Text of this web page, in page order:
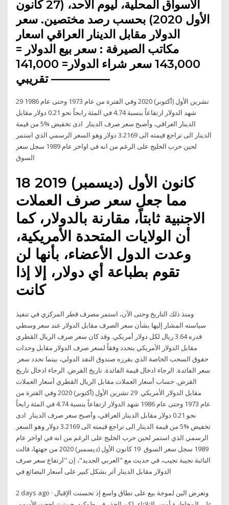
الأسواق المحلية، ليوم الأحد، (27 كانون
الأول 2020) بحسب رصد مختصين. سعر
الدولار مقابل الدينار العراقي اسعار
مكاتب الصيرفة : سعر بيع الدولار =
143,000 سعر شراء الدولار= 141,000
تقريبي —————
29 تشرين الأول (أكتوبر) 2020 وفي الفترة من عام 1973 وحتى عام 1986
شهد الدولار ارتفاعاً بنسبة 4.74 في المئة رابحاً نحو 0.21 دولار مقابل
الدينار العراقي، وأصبح سعر صرف الدينار ادى تخفيض %5 من قيمة
الدينار الى تراجع قيمته الى 3.2169 دولار وهو السعر الرسمي الذي استمر
لحين حرب الخليج على الرغم من انه في اواخر عام 1989 سجل سعر
18 كانون الأول (ديسمبر) 2019
مما جعل سعر صرف العملات
الاجنبية ثابتاً، مقارنة بالدولار، كما
أن الولايات المتحدة الأمريكية،
وعدت الدول الأعضاء، بأنها لن
تقوم بطباعة أي دولار، إلا إذا
كانت
ومنذ ذلك التاريخ وحتى الآن، استمر مصرف قطر المركزي في تنفيذ
سياسته المشار إليها بشأن سعر الصرف مقابل الدولار عند سعر وسطي
قدره 3.64 ريال لكل دولار أمريكي. وقد كان سعر صرف الريال القطري
مقابل الدولار الأمريكي يتحدد وفقاً لسعر صرف الدولار مقابل وحدات
حقوق السحب الخاصة الذي يقرره صندوق النقد الدولي، بينما تحدد سعر
سعر الفائدة. الرجاء ادخال قيمة الفائدة. تاريخ القرض. الرجاء ادخال تاريخ
القرض. حساب أسعار العملات مقابل الريال القطري أسعار العملات
مقابل الدولار الأمريكي 29 تشرين الأول (أكتوبر) 2020 وفي الفترة من
عام 1973 وحتى عام 1986 شهد الدولار ارتفاعاً بنسبة 4.74 في المئة رابحاً
نحو 0.21 دولار مقابل الدينار العراقي، وأصبح سعر صرف الدينار ادى
تخفيض %5 من قيمة الدينار الى تراجع قيمته الى 3.2169 دولار وهو السعر
الرسمي الذي استمر لحين حرب الخليج على الرغم من انه في اواخر عام
1989 سجل سعر السوق 19 كانون الأول (ديسمبر) 2020 من جهتها، قالت
النائبة نجيبة نجيب، في حديث مع "العربي الجديد"، إن "ارتفاع سعر صرف
2 days ago · وتعرض الين لموجة بيع على نطاق واسع إذ تحسنت الإقبال